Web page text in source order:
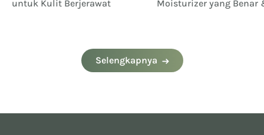
untuk Kulit Berjerawat
Moisturizer yang Benar
Selengkapnya